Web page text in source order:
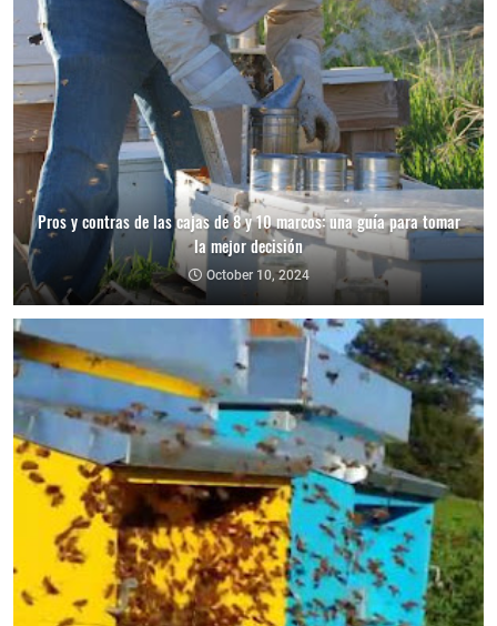
Pros y contras de las cajas de 8 y 10 marcos: una guía para tomar
la mejor decisión
October 10, 2024